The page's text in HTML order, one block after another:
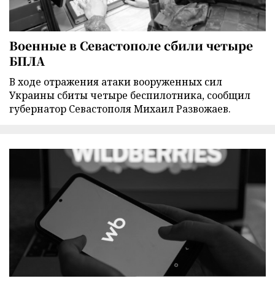
Военные в Севастополе сбили четыре
БПЛА
В ходе отражения атаки вооруженных сил
Украины сбиты четыре беспилотника, сообщил
губернатор Севастополя Михаил Развожаев.